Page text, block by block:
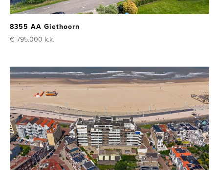
8355 AA Giethoorn
€ 795.000 k.k.